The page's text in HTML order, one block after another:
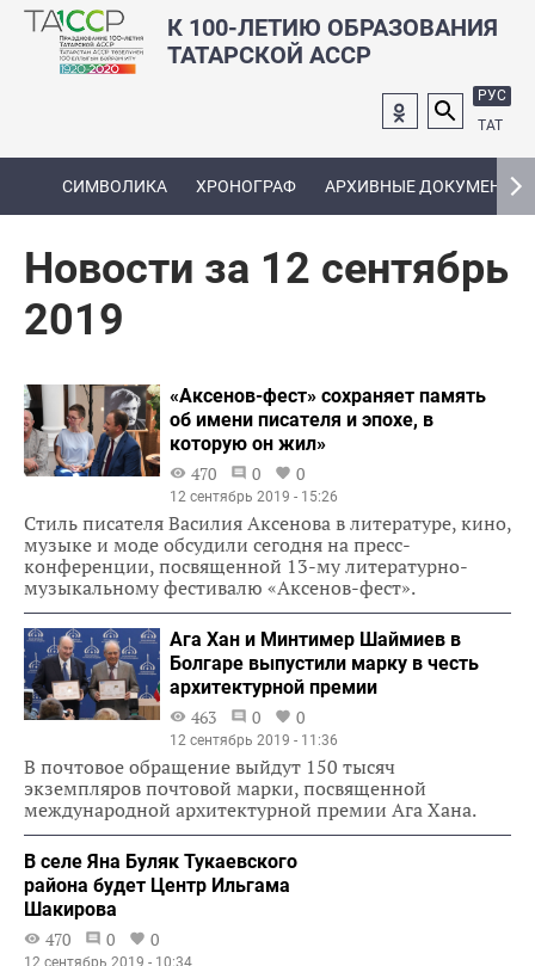
К 100-ЛЕТИЮ ОБРАЗОВАНИЯ
ТАТАРСКОЙ АССР
РУС
ТАТ
СИМВОЛИКА ХРОНОГРАФ АРХИВНЫЕ ДОКУМЕНТЫ
Новости за 12 сентябрь
2019
«Аксенов-фест» сохраняет память
об имени писателя и эпохе, в
которую он жил»
470
0 0
12 сентябрь 2019 - 15:26
Стиль писателя Василия Аксенова в литературе, кино,
музыке и моде обсудили сегодня на пресс-
конференции, посвященной 13-му литературно-
музыкальному фестивалю «Аксенов-фест».
Ага Хан и Минтимер Шаймиев в
Болгаре выпустили марку в честь
архитектурной премии
463
0 0
12 сентябрь 2019 - 11:36
В почтовое обращение выйдут 150 тысяч
экземпляров почтовой марки, посвященной
международной архитектурной премии Ага Хана.
В селе Яна Буляк Тукаевского
района будет Центр Ильгама
Шакирова
470
0 0
12 сентябрь 2019 - 10:34